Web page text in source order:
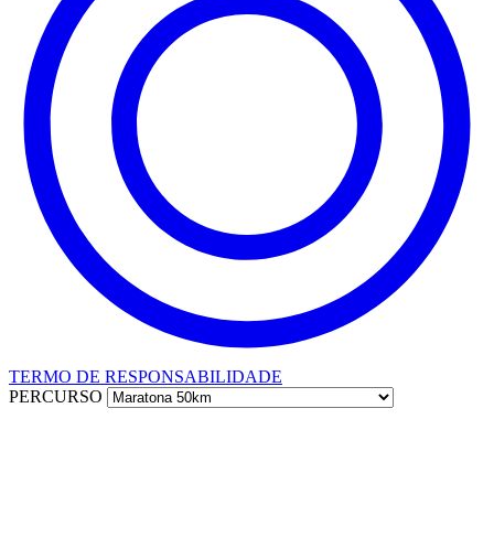
TERMO DE RESPONSABILIDADE
PERCURSO